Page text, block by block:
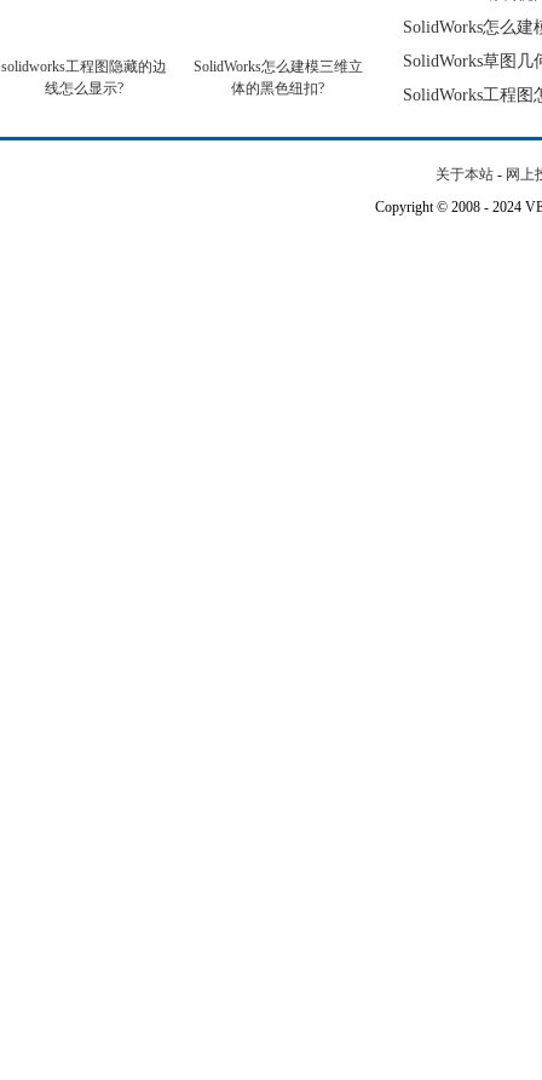
solidworks工程图隐藏的边
线怎么显示?
SolidWorks怎么建模三维立
体的黑色纽扣?
SolidWorks怎么建
SolidWorks草图几
SolidWorks工程
关于本站 - 网上
Copyright © 2008 - 2024